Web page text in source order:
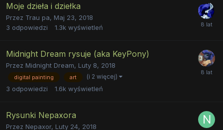
Moje dzieła i dziełka
Przez Trau pa, Maj 23, 2018
3 odpowiedzi 1.3k wyświetleń
Midnight Dream rysuje (aka KeyPony)
Przez Midnight Dream, Luty 8, 2018
digital painting art (i 2 więcej)
3 odpowiedzi 1.6k wyświetleń
Rysunki Nepaxora
Przez Nepaxor, Luty 24, 2018